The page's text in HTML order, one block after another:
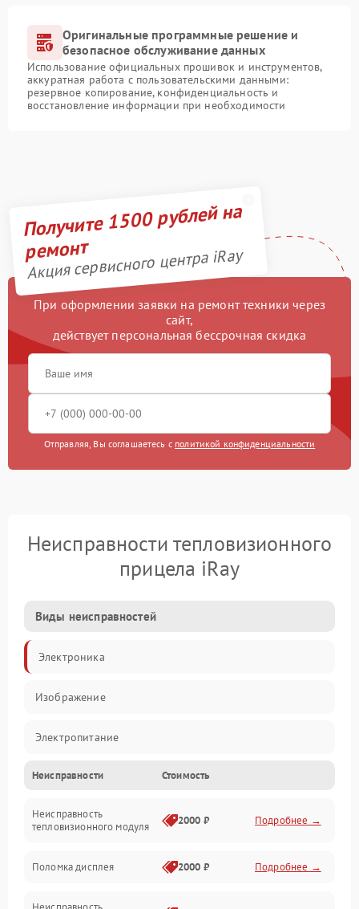
Оригинальные программные решение и
безопасное обслуживание данных
Использование официальных прошивок и инструментов,
аккуратная работа с пользовательскими данными:
резервное копирование, конфиденциальность и
восстановление информации при необходимости
Получите 1500 рублей на
ремонт
Акция сервисного центра iRay
При оформлении заявки на ремонт техники через
сайт,
действует персональная бессрочная скидка
Отправляя, Вы соглашаетесь с политикой конфиденциальности
Неисправности тепловизионного
прицела iRay
Виды неисправностей
Электроника
Изображение
Электропитание
Измерения
Матрица
Неисправности Стоимость
Неисправность
тепловизионного модуля
2000 ₽ Подробнее →
Поломка дисплея 2000 ₽ Подробнее →